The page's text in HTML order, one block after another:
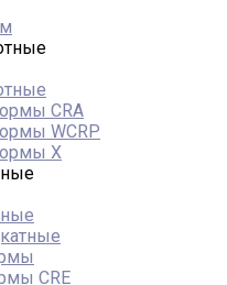
CRA
WCRP
X
CRE